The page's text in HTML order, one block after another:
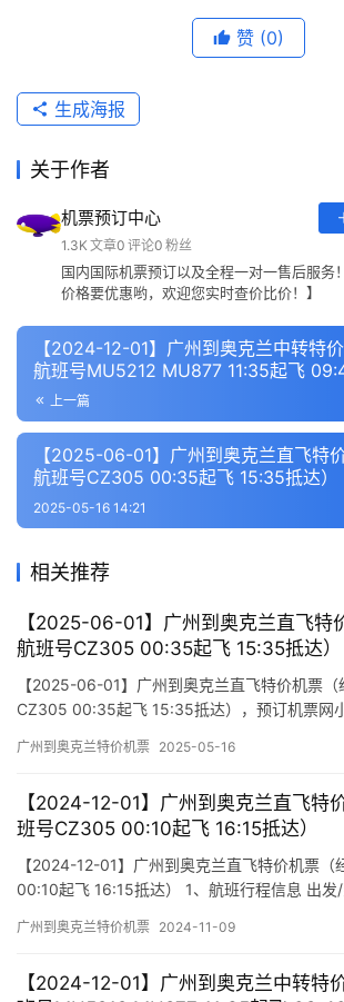
赞 (0)
生成海报
关于作者
机票预订中心
1.3K 文章0 评论0 粉丝
国内国际机票预订以及全程一对一售后服务
价格要优惠哟，欢迎您实时查价比价！】
【2024-12-01】广州到奥克兰中转特
航班号MU5212 MU877 11:35起飞
上一篇
【2025-06-01】广州到奥克兰直飞特
航班号CZ305 00:35起飞 15:35抵达）
2025-05-16 14:21
相关推荐
【2025-06-01】广州到奥克兰直飞特
航班号CZ305 00:35起飞 15:35抵达）
【2025-06-01】广州到奥克兰直飞特价机票（
CZ305 00:35起飞 15:35抵达），预订机票网
(Terminal) (Departure/Arrival) (Flight) (class)
广州到奥克兰特价机票 2025-05-16
【2024-12-01】广州到奥克兰直飞特
班号CZ305 00:10起飞 16:15抵达）
【2024-12-01】广州到奥克兰直飞特价机票
00:10起飞 16:15抵达） 1、航班行程信息 出发
(class) (Departure Time) (Arrival Time) 出发
广州到奥克兰特价机票 2024-11-09
【2024-12-01】广州到奥克兰中转特